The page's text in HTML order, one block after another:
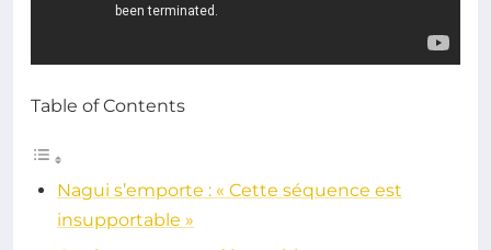
Table of Contents
Nagui s’emporte : « Cette séquence est
insupportable »